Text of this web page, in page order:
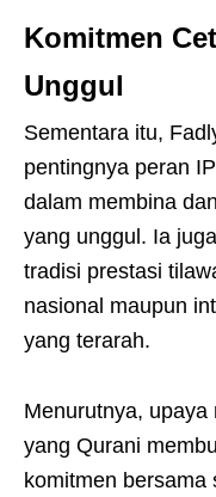
Komitmen
Unggul
Sementara itu,
pentingnya peran
dalam membina
yang unggul. Ia
tradisi prestasi
nasional maupun
yang terarah.
Menurutnya,
yang Qurani
komitmen bersama